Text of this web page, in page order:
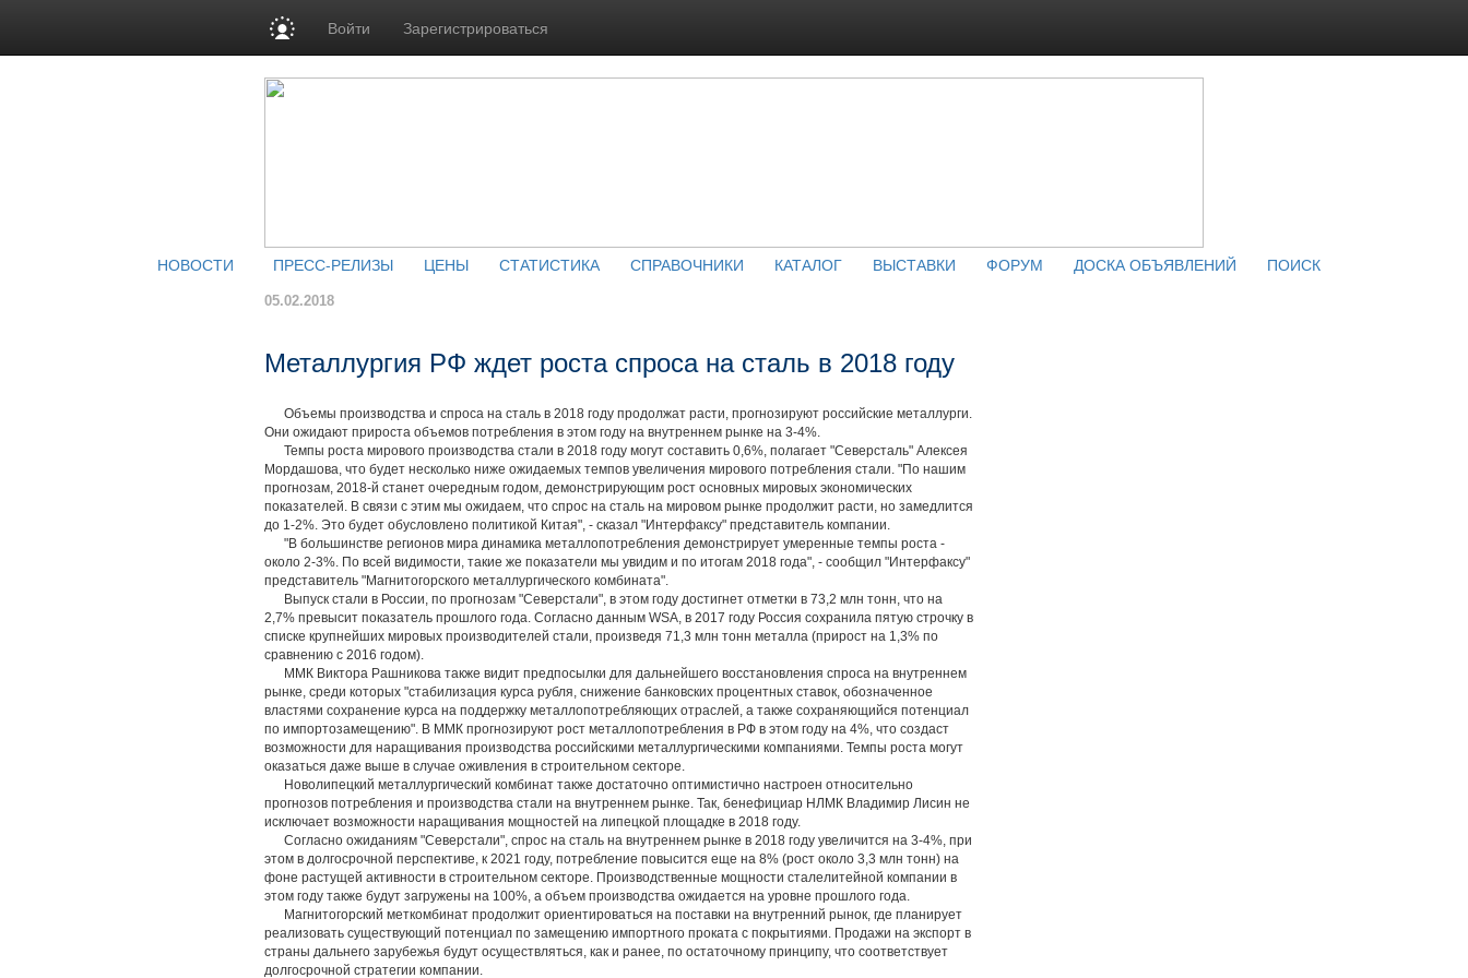
Войти Зарегистрироваться
НОВОСТИ ПРЕСС-РЕЛИЗЫ ЦЕНЫ СТАТИСТИКА СПРАВОЧНИКИ КАТАЛОГ ВЫСТАВКИ ФОРУМ ДОСКА ОБЪЯВЛЕНИЙ ПОИСК
05.02.2018
Металлургия РФ ждет роста спроса на сталь в 2018 году
Объемы производства и спроса на сталь в 2018 году продолжат расти, прогнозируют российские металлурги.
Они ожидают прироста объемов потребления в этом году на внутреннем рынке на 3-4%.
Темпы роста мирового производства стали в 2018 году могут составить 0,6%, полагает "Северсталь" Алексея
Мордашова, что будет несколько ниже ожидаемых темпов увеличения мирового потребления стали. "По нашим
прогнозам, 2018-й станет очередным годом, демонстрирующим рост основных мировых экономических
показателей. В связи с этим мы ожидаем, что спрос на сталь на мировом рынке продолжит расти, но замедлится
до 1-2%. Это будет обусловлено политикой Китая", - сказал "Интерфаксу" представитель компании.
"В большинстве регионов мира динамика металлопотребления демонстрирует умеренные темпы роста -
около 2-3%. По всей видимости, такие же показатели мы увидим и по итогам 2018 года", - сообщил "Интерфаксу"
представитель "Магнитогорского металлургического комбината".
Выпуск стали в России, по прогнозам "Северстали", в этом году достигнет отметки в 73,2 млн тонн, что на
2,7% превысит показатель прошлого года. Согласно данным WSA, в 2017 году Россия сохранила пятую строчку в
списке крупнейших мировых производителей стали, произведя 71,3 млн тонн металла (прирост на 1,3% по
сравнению с 2016 годом).
ММК Виктора Рашникова также видит предпосылки для дальнейшего восстановления спроса на внутреннем
рынке, среди которых "стабилизация курса рубля, снижение банковских процентных ставок, обозначенное
властями сохранение курса на поддержку металлопотребляющих отраслей, а также сохраняющийся потенциал
по импортозамещению". В ММК прогнозируют рост металлопотребления в РФ в этом году на 4%, что создаст
возможности для наращивания производства российскими металлургическими компаниями. Темпы роста могут
оказаться даже выше в случае оживления в строительном секторе.
Новолипецкий металлургический комбинат также достаточно оптимистично настроен относительно
прогнозов потребления и производства стали на внутреннем рынке. Так, бенефициар НЛМК Владимир Лисин не
исключает возможности наращивания мощностей на липецкой площадке в 2018 году.
Согласно ожиданиям "Северстали", спрос на сталь на внутреннем рынке в 2018 году увеличится на 3-4%, при
этом в долгосрочной перспективе, к 2021 году, потребление повысится еще на 8% (рост около 3,3 млн тонн) на
фоне растущей активности в строительном секторе. Производственные мощности сталелитейной компании в
этом году также будут загружены на 100%, а объем производства ожидается на уровне прошлого года.
Магнитогорский меткомбинат продолжит ориентироваться на поставки на внутренний рынок, где планирует
реализовать существующий потенциал по замещению импортного проката с покрытиями. Продажи на экспорт в
страны дальнего зарубежья будут осуществляться, как и ранее, по остаточному принципу, что соответствует
долгосрочной стратегии компании.